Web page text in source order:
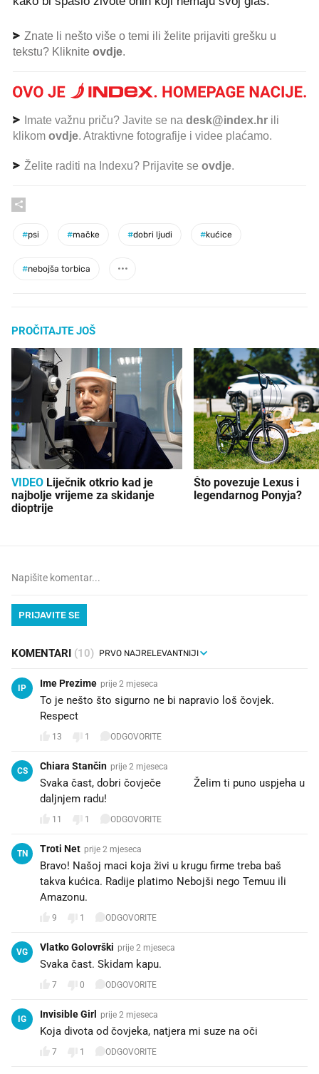
Znate li nešto više o temi ili želite prijaviti grešku u
tekstu? Kliknite ovdje.
Imate važnu priču? Javite se na desk@index.hr ili
klikom ovdje. Atraktivne fotografije i videe plaćamo.
Želite raditi na Indexu? Prijavite se ovdje.
#psi #mačke #dobri ljudi #kućice
#nebojša torbica
PROČITAJTE JOŠ
VIDEO
najbolje vrijeme za skidanje
dioptrije
Što povezuje Lexus i
legendarnog Ponyja?
PRIJAVITE SE
KOMENTARI (10)
IP Ime Prezime prije 2 mjeseca
To je nešto što sigurno ne bi napravio loš čovjek.
Respect
13 1 ODGOVORITE
CS Chiara Stančin prije 2 mjeseca
Svaka čast, dobri čovječe 👏🏻👏🏻 Želim ti puno uspjeha u
daljnjem radu! 🤞🏻
11 1 ODGOVORITE
TN Troti Net prije 2 mjeseca
Bravo! Našoj maci koja živi u krugu firme treba baš
takva kućica. Radije platimo Nebojši nego Temuu ili
Amazonu.
9 1 ODGOVORITE
VG Vlatko Golovrški prije 2 mjeseca
Svaka čast. Skidam kapu.
7 0 ODGOVORITE
IG Invisible Girl prije 2 mjeseca
Koja divota od čovjeka, natjera mi suze na oči ❤️❤️
7 1 ODGOVORITE